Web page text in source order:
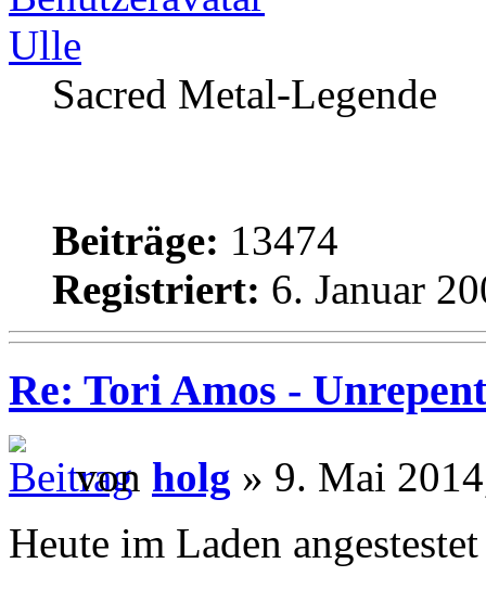
Ulle
Sacred Metal-Legende
Beiträge: 13474
Registriert: 6. Januar
Re: Tori Amos -
von holg » 9. Mai
Heute im Laden